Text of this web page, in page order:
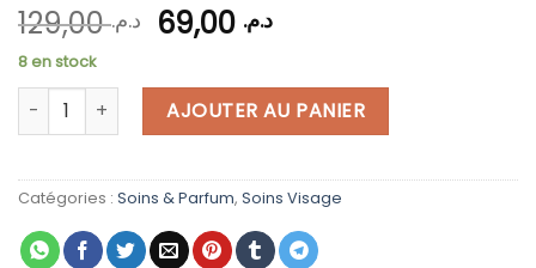
د.م.129,00 Le
prix
initial
était :
د.م. 129,00.
د.م.Le
actuel
est :
8 en stock
quantité de Eliza Jones sérum nourrissant
AJOUTER AU PANIER
Catégories : Soins & Parfum, Soins Visage